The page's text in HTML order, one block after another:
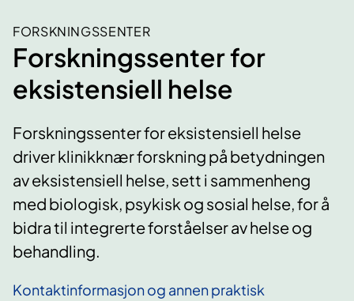
FORSKNINGSSENTER
Forskningssenter for
eksistensiell helse
Forskningssenter for eksistensiell helse
driver klinikknær forskning på betydningen
av eksistensiell helse, sett i sammenheng
med biologisk, psykisk og sosial helse, for å
bidra til integrerte forståelser av helse og
behandling.
Kontaktinformasjon og annen praktisk